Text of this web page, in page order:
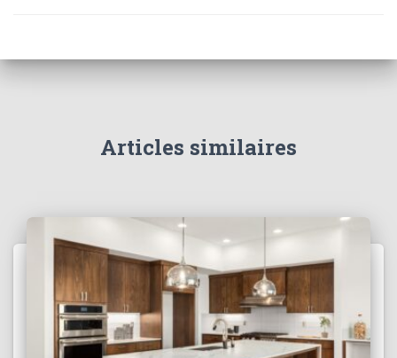
Articles similaires